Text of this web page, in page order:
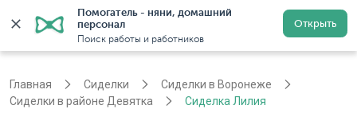
Помогатель - няни, домашний
персонал
Поиск работы и работников
Открыть
Регистрация
Главная Сиделки
Сиделки в Воронеже
Сиделки в районе Девятка
Сиделка Лилия